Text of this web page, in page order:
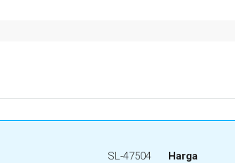
SL-47504 Harga